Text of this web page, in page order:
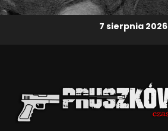
7 sierpnia 2026